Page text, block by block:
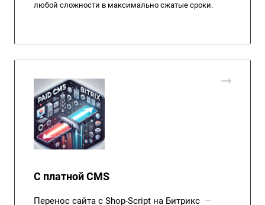
любой сложности в максимально сжатые сроки.
С платной CMS
Перенос сайта с Shop-Script на Битрикс —